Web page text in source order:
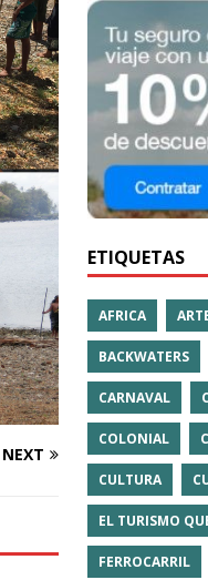
NEXT
ETIQUETAS
AFRICA
BACKWATERS
CARNAVAL
COLONIAL
CULTURA
EL TURISMO
FERROCARRIL